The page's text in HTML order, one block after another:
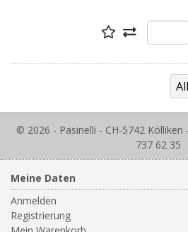
© 2026 - Pasinelli - CH-5742 Kölliken
737 62 35
Meine Daten
Anmelden
Registrierung